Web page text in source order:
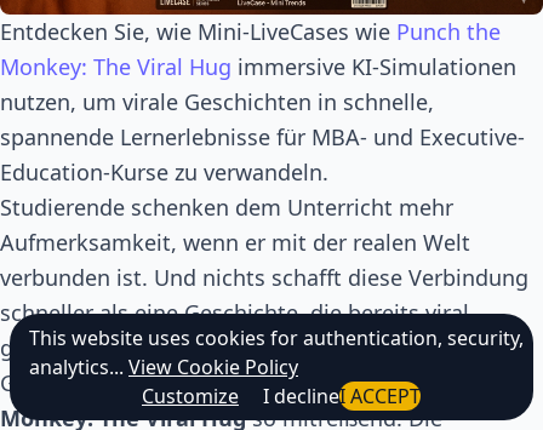
Entdecken Sie, wie Mini-LiveCases wie Punch the
Monkey: The Viral Hug immersive KI-Simulationen
nutzen, um virale Geschichten in schnelle,
spannende Lernerlebnisse für MBA- und Executive-
Education-Kurse zu verwandeln.
Studierende schenken dem Unterricht mehr
Aufmerksamkeit, wenn er mit der realen Welt
verbunden ist. Und nichts schafft diese Verbindung
schneller als eine Geschichte, die bereits viral
gegangen ist.
Genau das macht den Mini-LiveCasePunch the
Monkey: The Viral Hugso mitreißend. Die
This website uses cookies for authentication, security,
analytics... View Cookie Policy
Customize
I declineI ACCEPT